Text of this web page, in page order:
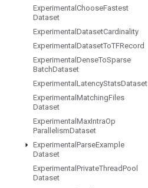
Experimental ChooseFastest
Dataset
Experimental DatasetCardinality
Experimental DatasetToTFRecord
Experimental DenseToSparse
BatchDataset
Experimental LatencyStatsDataset
Experimental MatchingFiles
Dataset
Experimental MaxIntraOp
ParallelismDataset
Experimental ParseExample
Dataset
Experimental PrivateThreadPool
Dataset